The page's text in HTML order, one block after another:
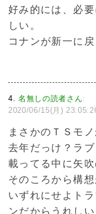
好み的には、必
しい。
コナンが新一に
4 名無しの読者さん:
2020/06/15(月)
まさかのＴＳモ
去年だっけ？ラ
載ってる中に矢
そのころから構
いずれにせよト
ンだからうれしい